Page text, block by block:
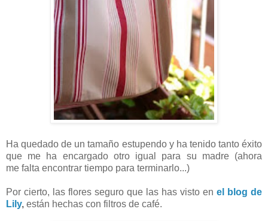
Ha quedado de un tamaño estupendo y ha tenido tanto éxito
que me ha encargado otro igual para su madre (ahora
me falta encontrar tiempo para terminarlo...)
Por cierto, las flores seguro que las has visto en el blog de
Lily, están hechas con filtros de café.